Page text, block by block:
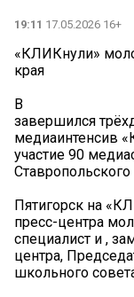
19:11 17.05.2026 16+
«КЛИКнули»
края ️
В
завершился
медиаинтенсив
участие 90
Ставропольского
Пятигорск на
пресс-центра
специалист и ,
центра,
школьного